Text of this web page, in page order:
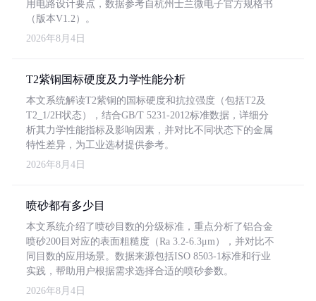
用电路设计要点，数据参考自杭州士兰微电子官方规格书
（版本V1.2）。
2026年8月4日
T2紫铜国标硬度及力学性能分析
本文系统解读T2紫铜的国标硬度和抗拉强度（包括T2及
T2_1/2H状态），结合GB/T 5231-2012标准数据，详细分
析其力学性能指标及影响因素，并对比不同状态下的金属
特性差异，为工业选材提供参考。
2026年8月4日
喷砂都有多少目
本文系统介绍了喷砂目数的分级标准，重点分析了铝合金
喷砂200目对应的表面粗糙度（Ra 3.2-6.3μm），并对比不
同目数的应用场景。数据来源包括ISO 8503-1标准和行业
实践，帮助用户根据需求选择合适的喷砂参数。
2026年8月4日